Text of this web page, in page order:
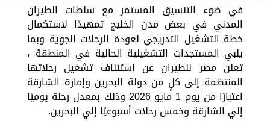
في ضوء التنسيق المستمر مع سلطات الطيران
المدني في بعض مدن الخليج تمهيدًا لاستكمال
خطة التشغيل التدريجي لعودة الرحلات الجوية وبما
يلبي المستجدات التشغيلية الحالية في المنطقة ،
تعلن مصر للطيران عن استئناف تشغيل رحلاتها
المنتظمة إلى كلٍ من دولة البحرين وإمارة الشارقة
اعتبارًا من يوم 1 مايو 2026 وذلك بمعدل رحلة يوميًا
إلي الشارقة وخمس رحلات أسبوعيًا إلي البحرين.